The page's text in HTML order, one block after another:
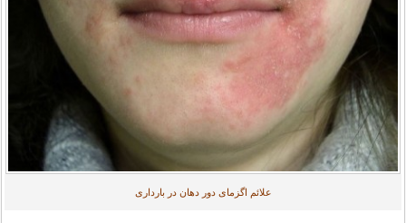
علائم اگزمای دور دهان در بارداری